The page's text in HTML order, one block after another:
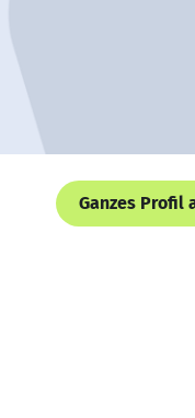
Ganzes Profil